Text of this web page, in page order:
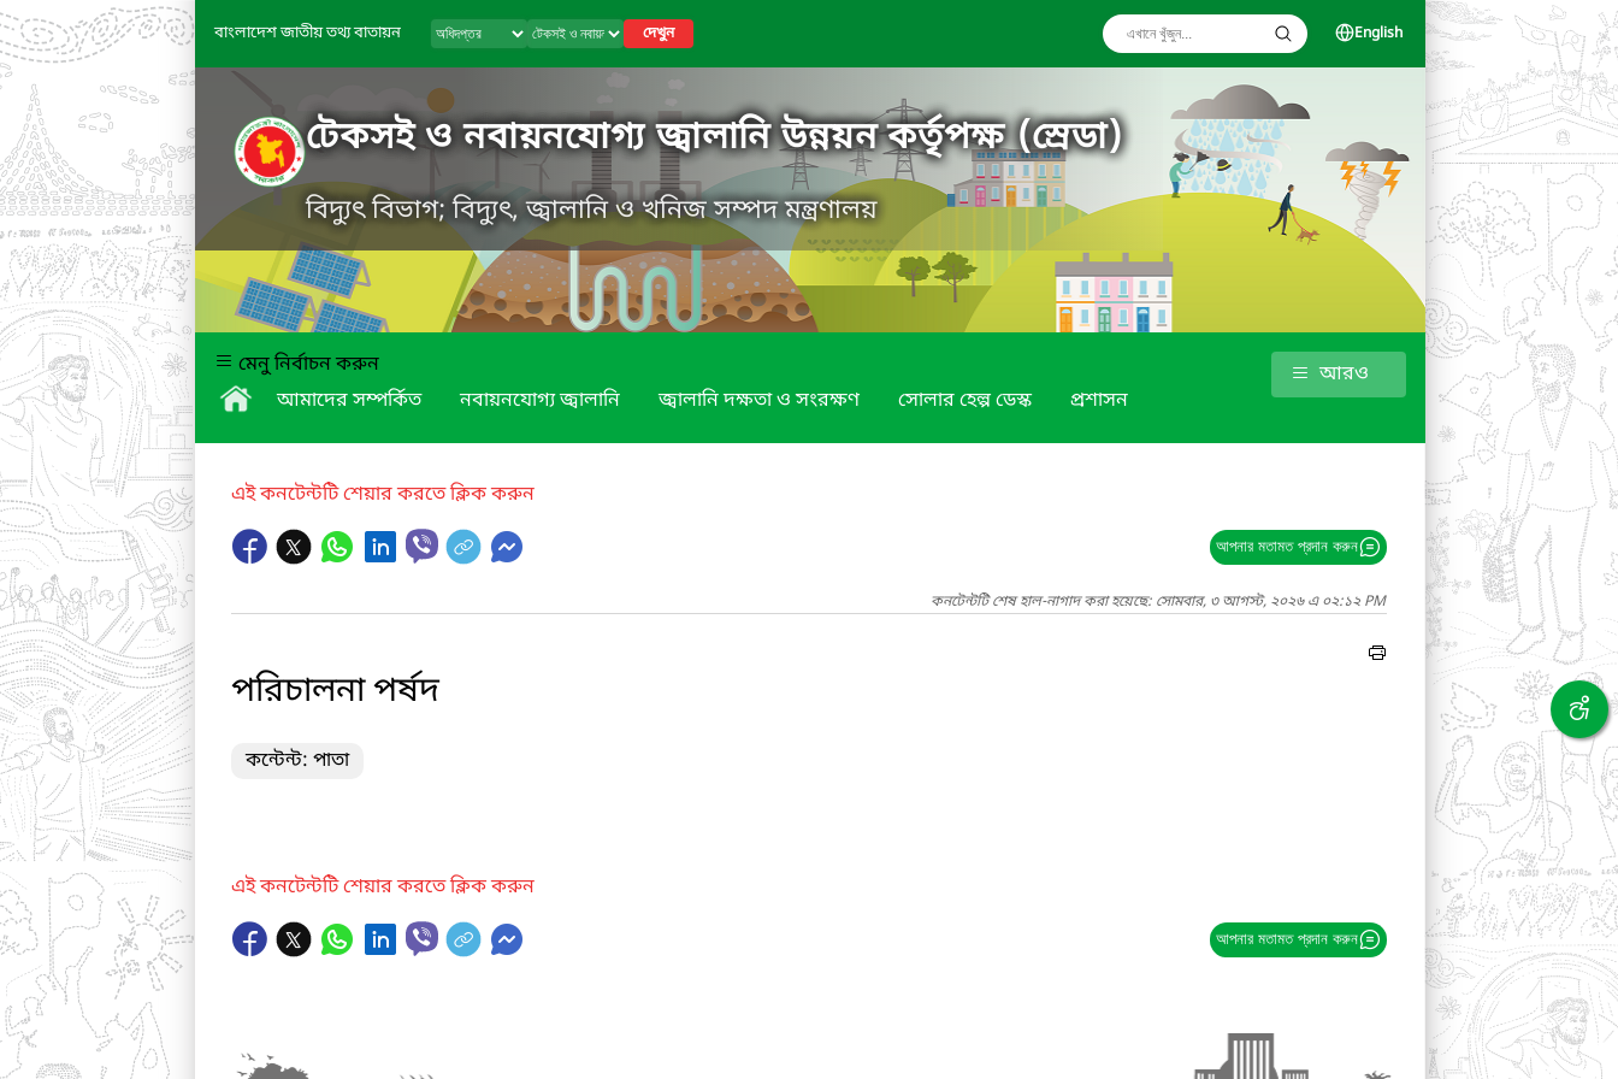
বাংলাদেশ জাতীয় তথ্য বাতায়ন দেখুন English
টেকসই ও নবায়নযোগ্য জ্বালানি উন্নয়ন কর্তৃপক্ষ (স্রেডা)
বিদ্যুৎ বিভাগ; বিদ্যুৎ, জ্বালানি ও খনিজ সম্পদ মন্ত্রণালয়
মেনু নির্বাচন করুন
আমাদের সম্পর্কিত
নবায়নযোগ্য জ্বালানি জ্বালানি দক্ষতা ও সংরক্ষণ সোলার হেল্প ডেস্ক প্রশাসন
আরও
এই কনটেন্টটি শেয়ার করতে ক্লিক করুন
আপনার মতামত প্রদান করুন
কনটেন্টটি শেষ হাল-নাগাদ করা হয়েছে: সোমবার, ৩ আগস্ট, ২০২৬ এ ০২:১২ PM
পরিচালনা পর্ষদ
কন্টেন্ট: পাতা
এই কনটেন্টটি শেয়ার করতে ক্লিক করুন
আপনার মতামত প্রদান করুন